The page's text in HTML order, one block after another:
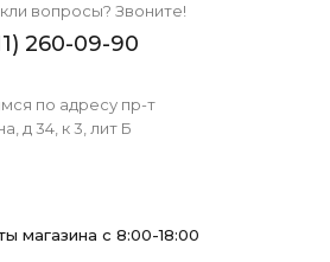
вопросы? Звоните!
260-09-90
по адресу пр-т
д 34, к 3, лит Б
магазина с 8:00-18:00